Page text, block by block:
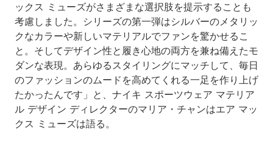
ックス ミューズがさまざまな選択肢を提示することも
考慮しました。シリーズの第一弾はシルバーのメタリッ
クなカラーや新しいマテリアルでファンを驚かせるこ
と。そしてデザイン性と履き心地の両方を兼ね備えたモ
ダンな表現。あらゆるスタイリングにマッチして、毎日
のファッションのムードを高めてくれる一足を作り上げ
たかったんです」と、ナイキ スポーツウェア マテリア
ル デザイン ディレクターのマリア・チャンはエア マッ
クス ミューズは語る。